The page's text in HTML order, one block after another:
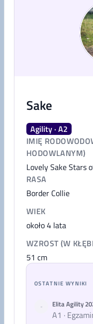
Sake
Agility · A2
IMIĘ
HODOWLANYM)
Lovely Sake Stars
RASA
Border Collie
WIEK
około 4 lata
WZROST (W
51 cm
OSTATNIE WYNIKI
- Elita Agility
A1 ·